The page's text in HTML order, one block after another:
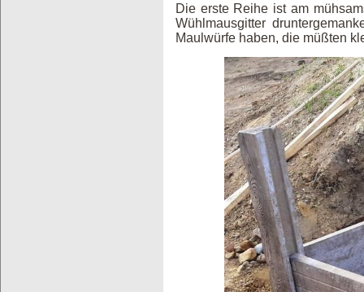
Die erste Reihe ist am
Wühlmausgitter
Maulwürfe haben, die müßten